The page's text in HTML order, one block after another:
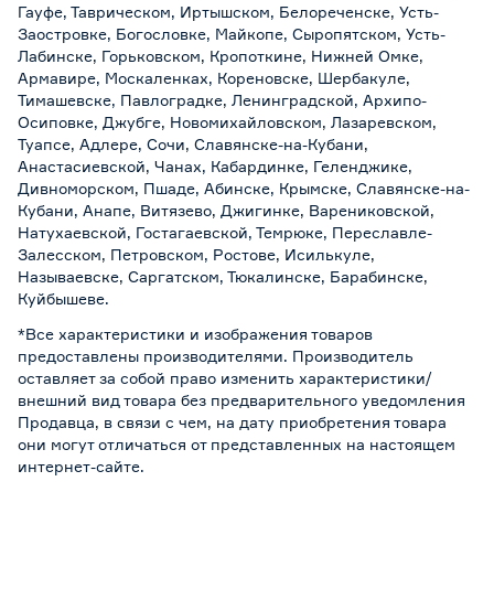
Гауфе, Таврическом, Иртышском, Белореченске, Усть-
Заостровке, Богословке, Майкопе, Сыропятском, Усть-
Лабинске, Горьковском, Кропоткине, Нижней Омке,
Армавире, Москаленках, Кореновске, Шербакуле,
Тимашевске, Павлоградке, Ленинградской, Архипо-
Осиповке, Джубге, Новомихайловском, Лазаревском,
Туапсе, Адлере, Сочи, Славянске-на-Кубани,
Анастасиевской, Чанах, Кабардинке, Геленджике,
Дивноморском, Пшаде, Абинске, Крымске, Славянске-на-
Кубани, Анапе, Витязево, Джигинке, Варениковской,
Натухаевской, Гостагаевской, Темрюке, Переславле-
Залесском, Петровском, Ростове, Исилькуле,
Называевске, Саргатском, Тюкалинске, Барабинске,
Куйбышеве.
*Все характеристики и изображения товаров
предоставлены производителями. Производитель
оставляет за собой право изменить характеристики/
внешний вид товара без предварительного уведомления
Продавца, в связи с чем, на дату приобретения товара
они могут отличаться от представленных на настоящем
интернет-сайте.